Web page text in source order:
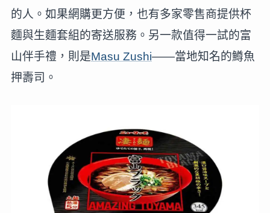
的人。如果網購更方便，也有多家零售商提供杯
麵與生麵套組的寄送服務。另一款值得一試的富
山伴手禮，則是Masu Zushi——當地知名的鱒魚
押壽司。